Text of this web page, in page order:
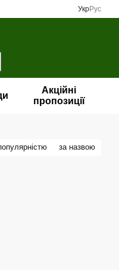
УкрРус
Акційні
пропозиції
за назвою